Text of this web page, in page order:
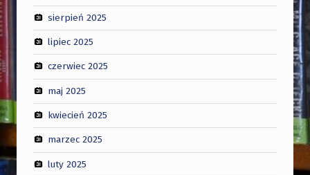
sierpień 2025
lipiec 2025
czerwiec 2025
maj 2025
kwiecień 2025
marzec 2025
luty 2025